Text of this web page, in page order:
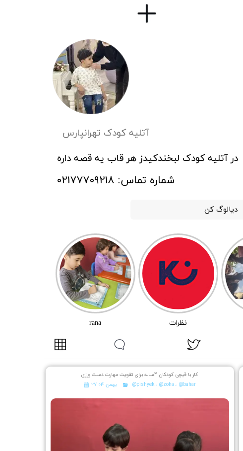
آتلیه کودک تهرانپارس
در آتلیه کودک لبخندکیدز هر قاب یه قصه داره
​شماره تماس: ۰۲۱۷۷۷۰۹۲۱۸
دیالوگ کن
rana نظرات
کار با قیچی کودکان 4ساله برای تقویت مهارت دست ورزی
۲۷ بهمن ۰۴
@pishyek، @zoha ، @bahar